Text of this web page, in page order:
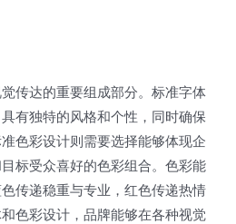
传达的重要组成部分。标准字体
有独特的风格和个性，同时确保
色彩设计则需要选择能够体现企
标受众喜好的色彩组合。色彩能
传递稳重与专业，红色传递热情
色彩设计，品牌能够在各种视觉